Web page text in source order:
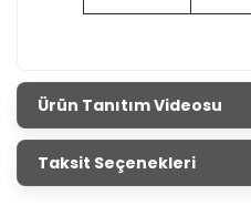
Ürün Tanıtım Videosu
Taksit Seçenekleri